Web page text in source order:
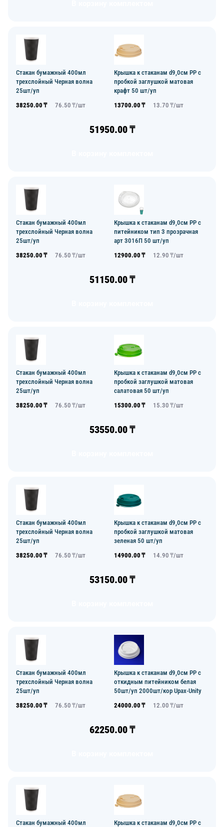
Стакан бумажный 400мл
трехслойный Черная волна
25шт/уп
38250.00 ₸ 76.50 ₸/шт
Крышка к стаканам d9,0см PP с
пробкой заглушкой матовая
крафт 50 шт/уп
13700.00 ₸ 13.70 ₸/шт
51950.00₸
Стакан бумажный 400мл
трехслойный Черная волна
25шт/уп
38250.00 ₸ 76.50 ₸/шт
Крышка к стаканам d9,0см PP с
питейником тип 3 прозрачная
арт 3016П 50 шт/уп
12900.00 ₸ 12.90 ₸/шт
51150.00₸
Стакан бумажный 400мл
трехслойный Черная волна
25шт/уп
38250.00 ₸ 76.50 ₸/шт
Крышка к стаканам d9,0см PP с
пробкой заглушкой матовая
салатовая 50 шт/уп
15300.00 ₸ 15.30 ₸/шт
53550.00₸
Стакан бумажный 400мл
трехслойный Черная волна
25шт/уп
38250.00 ₸ 76.50 ₸/шт
Крышка к стаканам d9,0см PP с
пробкой заглушкой матовая
зеленая 50 шт/уп
14900.00 ₸ 14.90 ₸/шт
53150.00₸
Стакан бумажный 400мл
трехслойный Черная волна
25шт/уп
38250.00 ₸ 76.50 ₸/шт
Крышка к стаканам d9,0см PP с
откидным питейником белая
50шт/уп 2000шт/кор Upax-Unity
24000.00 ₸ 12.00 ₸/шт
62250.00₸
Стакан бумажный 400мл
Крышка к стаканам d9,0см PP с